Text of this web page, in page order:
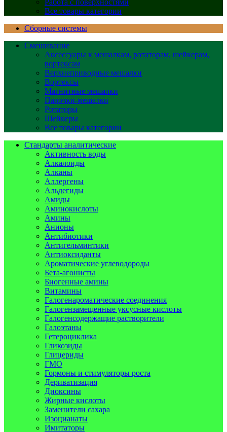
Работа с поверхностями
Все товары категории
Сборные системы
Смешивание
Аксессуары к мешалкам, ротаторам, шейкерам,
вортексам
Верхнеприводные мешалки
Вортексы
Магнитные мешалки
Палочки-мешалки
Ротаторы
Шейкеры
Все товары категории
Стандарты аналитические
Активность воды
Алкалоиды
Алканы
Аллергены
Альдегиды
Амиды
Аминокислоты
Амины
Анионы
Антибиотики
Антигельминтики
Антиоксиданты
Ароматические углеводороды
Бета-агонисты
Биогенные амины
Витамины
Галогенароматические соединения
Галогензамещенные уксусные кислоты
Галогенсодержащие растворители
Галоэтаны
Гетероциклика
Гликозиды
Глицериды
ГМО
Гормоны и стимуляторы роста
Дериватизация
Диоксины
Жирные кислоты
Заменители сахара
Изоцианаты
Имитаторы